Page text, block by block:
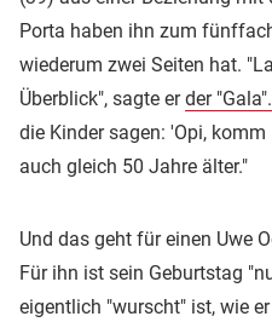
Porta haben ihn zum
wiederum zwei Seiten hat.
Überblick", sagte erder "Gala".
die Kinder sagen: 'Opi,
auch gleich 50 Jahre älter."
Und das geht für einen Uwe
Für ihn ist sein Geburtstag
eigentlich "wurscht" ist, wie